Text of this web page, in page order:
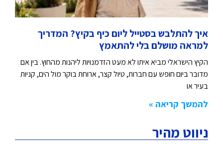
איך להתלבש בסטייל ליום כיף בקיץ? המדריך
למראה מושלם בלי להתאמץ
הקיץ הישראלי מביא איתו לא מעט הזדמנויות ליהנות מהחוץ. בין אם
מדובר ביום חופש עם חברות, טיול קצר, ארוחת בוקר מול הים, קניות
בעיר או
להמשך קריאה »
ניווט מהיר